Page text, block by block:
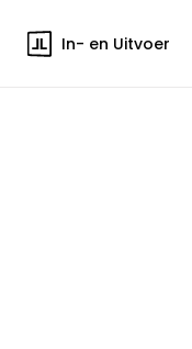
In- en Uitvoer